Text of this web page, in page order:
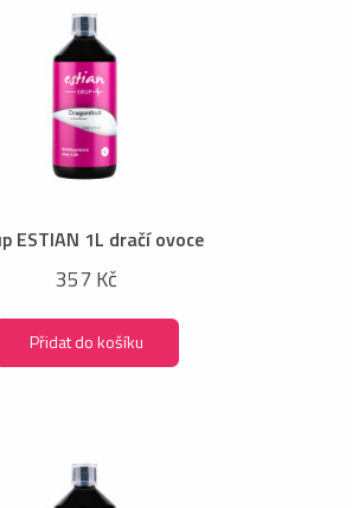
ESTIAN 1L dračí ovoce
357 Kč
Přidat do košíku